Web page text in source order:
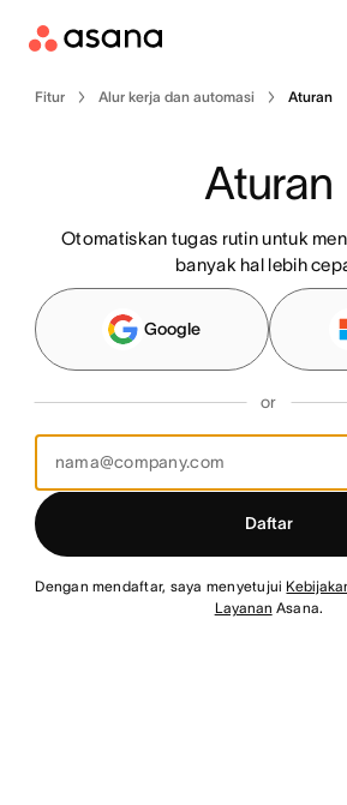
Fitur Alur kerja dan automasi Aturan
Aturan
Otomatiskan tugas rutin untuk
banyak hal lebih
Google
or
Daftar
Dengan mendaftar, saya menyetujui
Layanan Asana.